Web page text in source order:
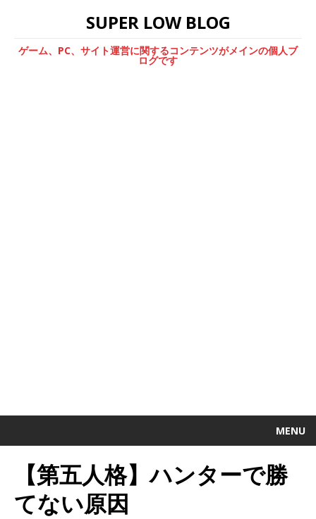
SUPER LOW BLOG
ゲーム、PC、サイト運営に関するコンテンツがメインの個人ブ
ログです
MENU
【第五人格】ハンターで勝
てない原因